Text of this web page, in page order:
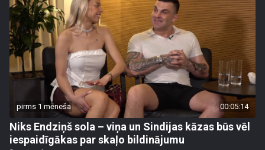
pirms 1 mēneša 00:05:14
Niks Endziņš sola – viņa un Sindijas kāzas būs vēl
iespaidīgākas par skaļo bildinājumu